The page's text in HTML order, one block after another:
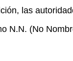
las
N.N. (No